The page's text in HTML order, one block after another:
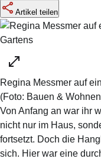
Artikel teilen
Regina Messmer auf
(Foto: Bauen & Wohnen
Von Anfang an war ihr
nicht nur im Haus,
fortsetzt. Doch die
sich. Hier war eine